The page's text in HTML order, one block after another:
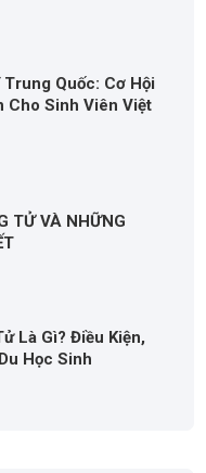
Quốc: Cơ Hội
Cho Sinh Viên Việt
TỬ VÀ NHỮNG
Là Gì? Điều Kiện,
Học Sinh